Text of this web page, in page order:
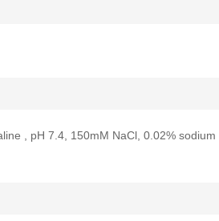
, pH 7.4, 150mM NaCl, 0.02% sodium